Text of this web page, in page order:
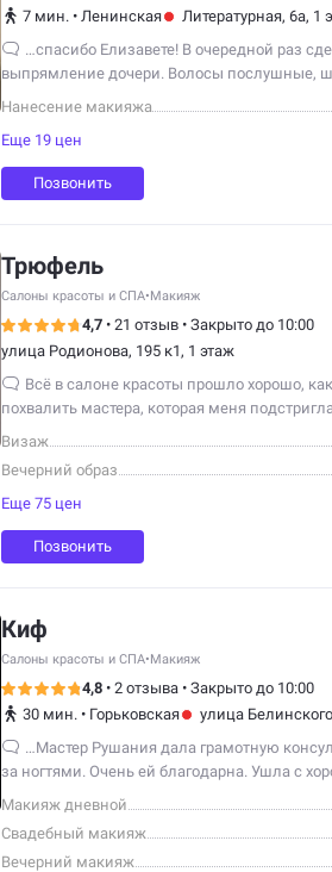
7 мин. • Ленинская
Литературная, 6а, 1
…спасибо Елизавете! В очередной раз
выпрямление дочери. Волосы послушные,
блестящие, гладкие. От результата…
Нанесение макияжа
Еще 19 цен
Позвонить
Трюфель
Салоны красоты и СПА•Макияж
4,7 • 21 отзыв • Закрыто до 10:00
улица Родионова, 195 к1, 1 этаж
Всё в салоне красоты прошло хорошо,
похвалить мастера, которая меня
Визаж
Вечерний образ
Еще 75 цен
Позвонить
Киф
Салоны красоты и СПА•Макияж
4,8 • 2 отзыва • Закрыто до 10:00
30 мин. • Горьковская
улица
…Мастер Рушания дала грамотную
за ногтями. Очень ей благодарна. Ушла с
Макияж дневной
Свадебный макияж
Вечерний макияж